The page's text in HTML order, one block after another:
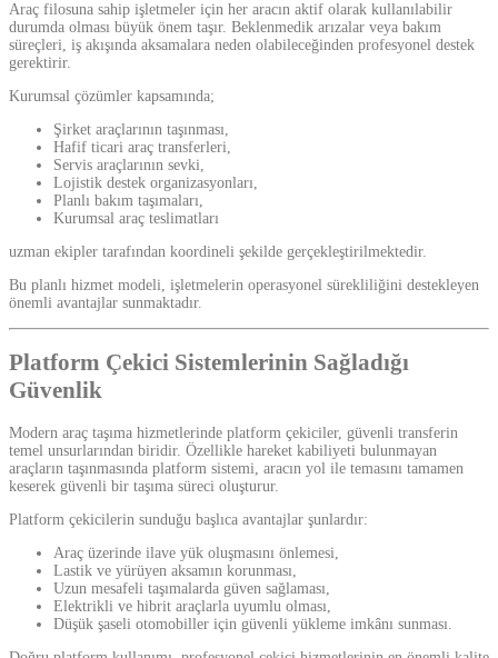
Araç filosuna sahip işletmeler için her aracın aktif olarak kullanılabilir
durumda olması büyük önem taşır. Beklenmedik arızalar veya bakım
süreçleri, iş akışında aksamalara neden olabileceğinden profesyonel destek
gerektirir.
Kurumsal çözümler kapsamında;
Şirket araçlarının taşınması,
Hafif ticari araç transferleri,
Servis araçlarının sevki,
Lojistik destek organizasyonları,
Planlı bakım taşımaları,
Kurumsal araç teslimatları
uzman ekipler tarafından koordineli şekilde gerçekleştirilmektedir.
Bu planlı hizmet modeli, işletmelerin operasyonel sürekliliğini destekleyen
önemli avantajlar sunmaktadır.
Platform Çekici Sistemlerinin Sağladığı
Güvenlik
Modern araç taşıma hizmetlerinde platform çekiciler, güvenli transferin
temel unsurlarından biridir. Özellikle hareket kabiliyeti bulunmayan
araçların taşınmasında platform sistemi, aracın yol ile temasını tamamen
keserek güvenli bir taşıma süreci oluşturur.
Platform çekicilerin sunduğu başlıca avantajlar şunlardır:
Araç üzerinde ilave yük oluşmasını önlemesi,
Lastik ve yürüyen aksamın korunması,
Uzun mesafeli taşımalarda güven sağlaması,
Elektrikli ve hibrit araçlarla uyumlu olması,
Düşük şaseli otomobiller için güvenli yükleme imkânı sunması.